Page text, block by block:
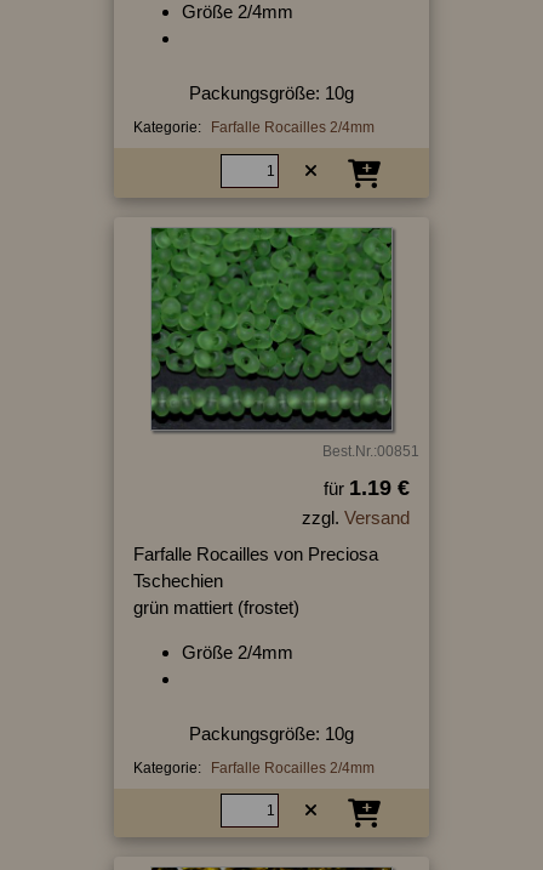
Größe 2/4mm
Packungsgröße: 10g
Kategorie: Farfalle Rocailles 2/4mm
Best.Nr.:00851
für 1.19 €
zzgl. Versand
Farfalle Rocailles von Preciosa
Tschechien
grün mattiert (frostet)
Größe 2/4mm
Packungsgröße: 10g
Kategorie: Farfalle Rocailles 2/4mm